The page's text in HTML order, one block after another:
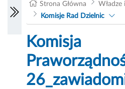
Strona Główna Władze
Komisje Rad Dzielnic
Komisja